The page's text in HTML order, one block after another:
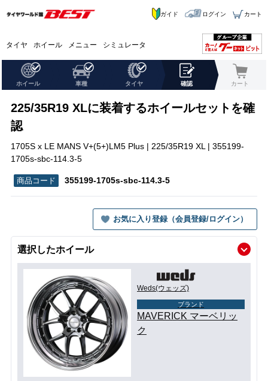
タイヤ ホイール メニュー シミュレータ
ガイド ログイン カート
ホイール 車種 タイヤ 確認 カート
225/35R19 XLに装着するホイールセットを確
認
1705S x LE MANS V+(5+)LM5 Plus | 225/35R19 XL | 355199-
1705s-sbc-114.3-5
355199-1705s-sbc-114.3-5
お気に入り登録（会員登録/ログイン）
選択したホイール
Weds(ウェッズ)
ブランド
MAVERICK マーベリッ
ク